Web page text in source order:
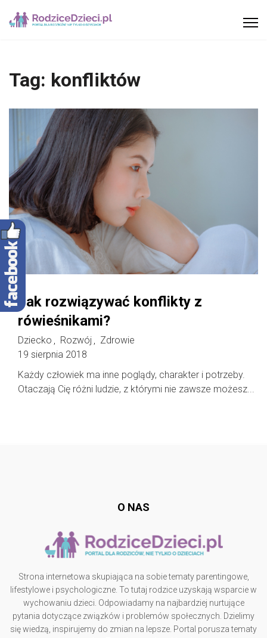
Tag: konfliktów
Jak rozwiązywać konflikty z
rówieśnikami?
Dziecko Rozwój
Zdrowie
19 sierpnia 2018
Każdy człowiek ma inne poglądy, charakter i potrzeby.
Otaczają Cię różni ludzie, z którymi nie zawsze możesz...
O NAS
Strona internetowa skupiająca na sobie tematy parentingowe,
lifestylowe i psychologiczne. To tutaj rodzice uzyskają wsparcie w
wychowaniu dzieci. Odpowiadamy na najbardziej nurtujące
pytania dotyczące związków i problemów społecznych. Dzielimy
się wiedzą, inspirujemy do zmian na lepsze. Portal porusza tematy